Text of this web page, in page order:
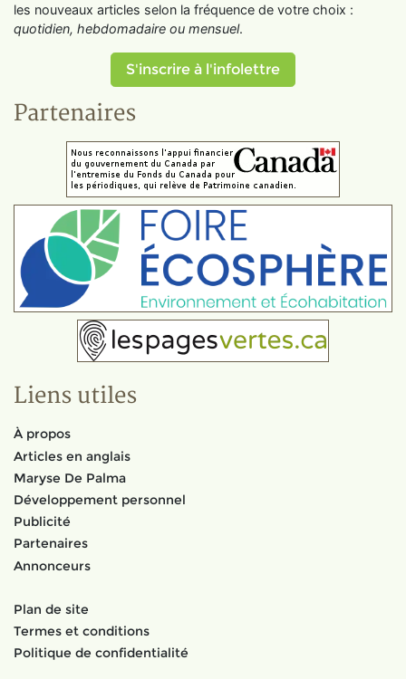
les nouveaux articles selon la fréquence de votre choix :
quotidien, hebdomadaire ou mensuel.
S'inscrire à l'infolettre
Partenaires
Liens utiles
À propos
Articles en anglais
Maryse De Palma
Développement personnel
Publicité
Partenaires
Annonceurs
Plan de site
Termes et conditions
Politique de confidentialité